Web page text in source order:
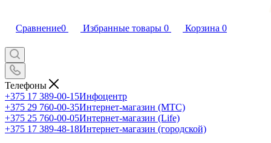
Сравнение0 Избранные товары 0 Корзина 0
Телефоны
+375 17 389-00-15Инфоцентр
+375 29 760-00-35Интернет-магазин (МТС)
+375 25 760-00-05Интернет-магазин (Life)
+375 17 389-48-18Интернет-магазин (городской)